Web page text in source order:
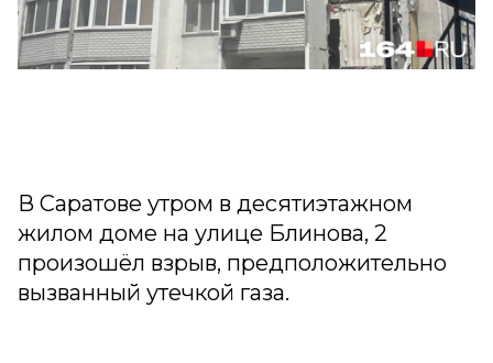
В Саратове утром в десятиэтажном
жилом доме на улице Блинова, 2
произошёл взрыв, предположительно
вызванный утечкой газа.